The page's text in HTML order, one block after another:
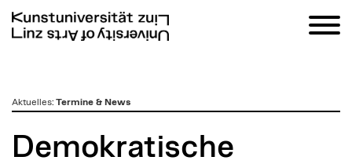
zumAktuelles: Termine & News
Demokratische